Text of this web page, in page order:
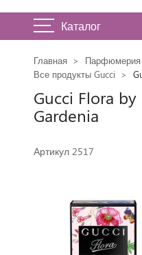
Каталог
Главная Парфюмерия
Все продукты Gucci
Gucci Flora
Gardenia
Артикул 2517